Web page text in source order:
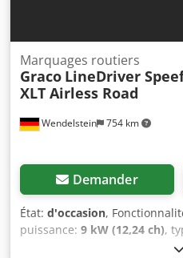
Wendelstein 754 km
Marquages routiers
Graco LineDriver
XLT Airless Road
Demander
État: d'occasion,
puissance: 9 kW (12,24 ch),
, type de